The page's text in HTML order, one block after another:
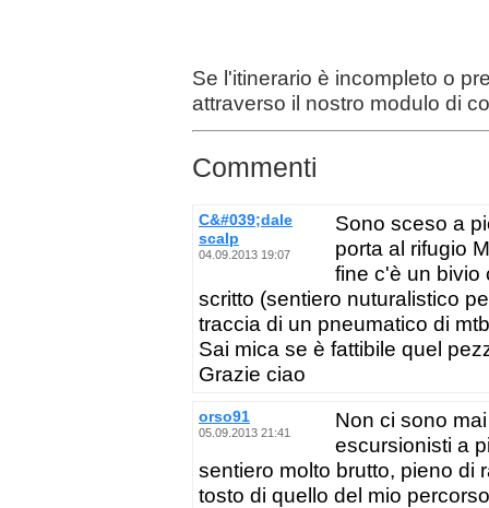
Se l'itinerario è incompleto o
attraverso il nostro modulo di
Commenti
C&#039;dale
scalp
04.09.2013 19:07
Sono sceso a
porta al rifugio
fine c'è un bivio
scritto (sentiero nuturalistico
traccia di un pneumatico di
Sai mica se è fattibile quel
Grazie ciao
orso91
05.09.2013 21:41
Non ci sono
escursionisti a
sentiero molto brutto, pieno di
tosto di quello del mio